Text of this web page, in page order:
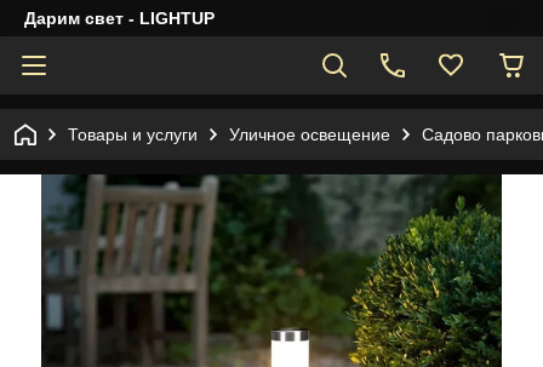
Дарим свет - LIGHTUP
Товары и услуги Уличное освещение Садово